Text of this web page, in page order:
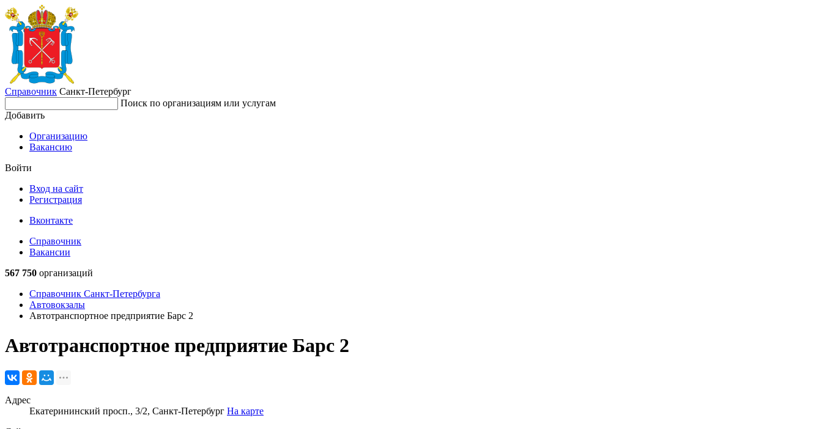
Справочник Санкт-Петербург
Поиск по организациям или услугам
Добавить
Организацию
Вакансию
Войти
Вход на сайт
Регистрация
Вконтакте
Справочник
Вакансии
567 750 организаций
Справочник Санкт-Петербурга
Автовокзалы
Автотранспортное предприятие Барс 2
Автотранспортное предприятие Барс 2
Адрес
Екатерининский просп., 3/2, Санкт-Петербург На карте